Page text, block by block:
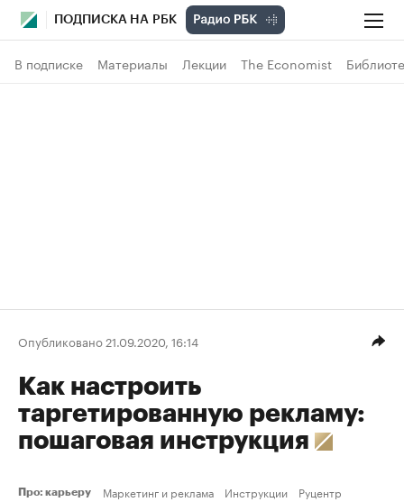
ПОДПИСКА НА РБК
В подписке Материалы Лекции The Economist
Опубликовано 21.09.2020, 16:14
Как настроить
таргетированную рекламу:
пошаговая инструкция
Про: карьеру Маркетинг и реклама Инструкции Руцентр